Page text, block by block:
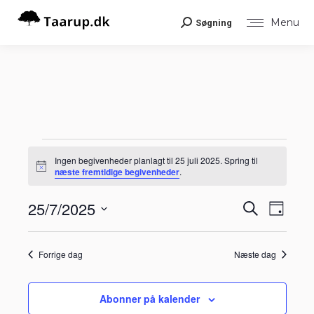
Menu
Search:
Søgning
Begivenheder
25
Notice
Ingen begivenheder planlagt til 25 juli 2025. Spring til
næste fremtidige begivenheder.
og
Søg
efter
begivenheder
Dag
25/7/2025
Vælg
dato.
Forrige dag Næste dag
Abonner på kalender